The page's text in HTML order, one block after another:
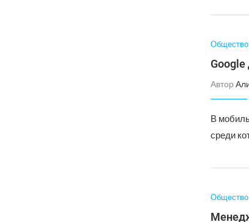
Общество
Google
Автор
В
среди
Общество